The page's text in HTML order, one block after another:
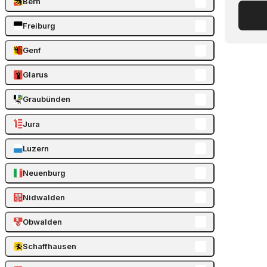
Freiburg
Genf
Glarus
Graubünden
Jura
Luzern
Neuenburg
Nidwalden
Obwalden
Schaffhausen